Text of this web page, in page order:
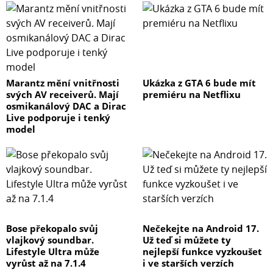
Marantz mění vnitřnosti
svých AV receiverů. Mají
osmikanálový DAC a Dirac
Live podporuje i tenký
model
Ukázka z GTA 6 bude mít
premiéru na Netflixu
Bose překopalo svůj
vlajkový soundbar.
Lifestyle Ultra může
vyrůst až na 7.1.4
Nečekejte na Android 17.
Už teď si můžete ty
nejlepší funkce vyzkoušet
i ve starších verzích